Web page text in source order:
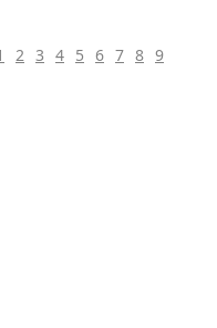
2 3 4 5 6 7 8 9